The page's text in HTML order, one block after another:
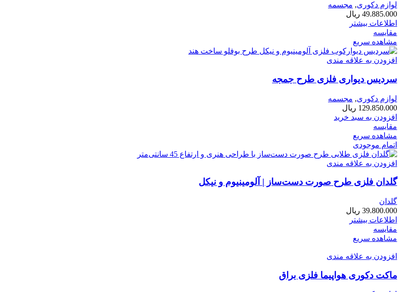
لوازم دکوری, مجسمه
49.885.000 ریال
اطلاعات بیشتر
مقایسه
مشاهده سریع
افزودن به علاقه مندی
سردیس دیواری فلزی طرح جمجه
لوازم دکوری, مجسمه
129.850.000 ریال
افزودن به سبد خرید
مقایسه
مشاهده سریع
اتمام موجودی
افزودن به علاقه مندی
گلدان فلزی طرح صورت دست‌ساز | آلومینیوم و نیکل
گلدان
39.800.000 ریال
اطلاعات بیشتر
مقایسه
مشاهده سریع
افزودن به علاقه مندی
ماکت دکوری هواپیما فلزی براق